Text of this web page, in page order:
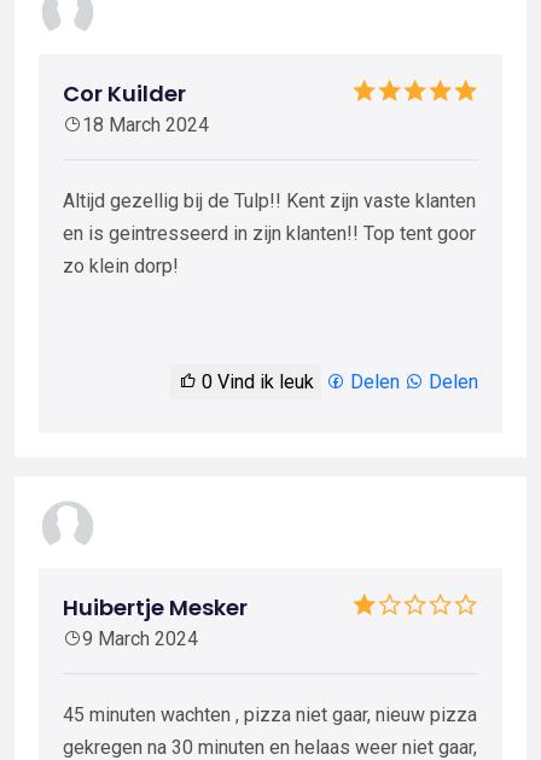
Cor Kuilder
18 March 2024
Altijd gezellig bij de Tulp!! Kent zijn vaste klanten
en is geintresseerd in zijn klanten!! Top tent goor
zo klein dorp!
0 Vind ik leuk Delen Delen
Huibertje Mesker
9 March 2024
45 minuten wachten , pizza niet gaar, nieuw pizza
gekregen na 30 minuten en helaas weer niet gaar,